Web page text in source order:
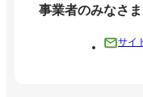
事業者のみなさま
サイ